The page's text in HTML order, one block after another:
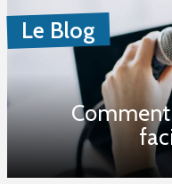
Le Blog